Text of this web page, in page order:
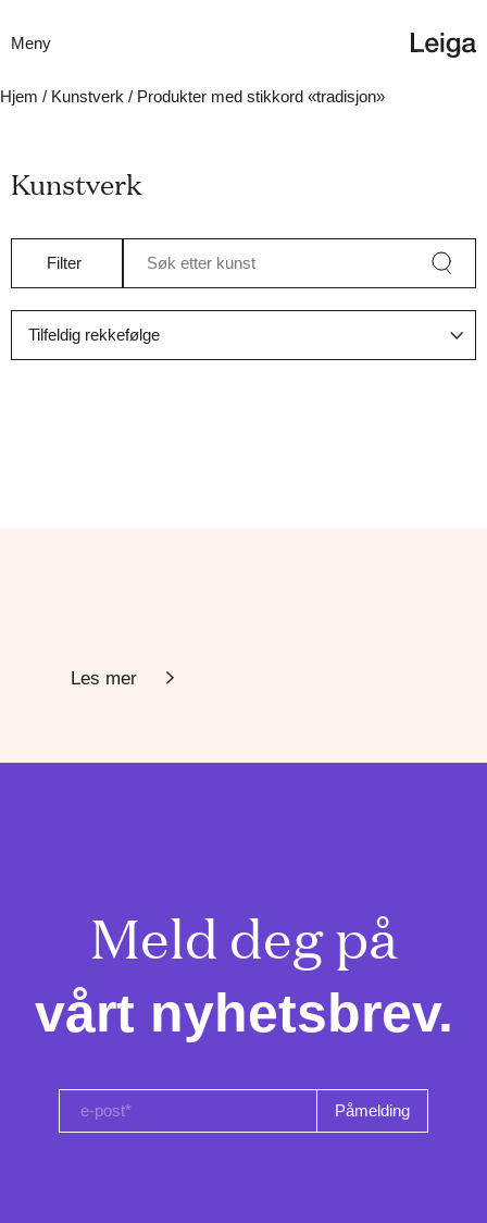
Meny
Hjem / Kunstverk / Produkter med stikkord «tradisjon»
Kunstverk
Filter Søk etter kunst
Les mer
Meld deg på
vårt nyhetsbrev.
e-post*